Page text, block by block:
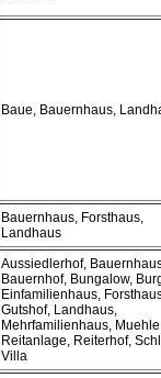
Baue, Bauernhaus,
Bauernhaus, Forsthaus,
Landhaus
Aussiedlerhof,
Bauernhof, Bungalow,
Einfamilienhaus,
Gutshof, Landhaus,
Mehrfamilienhaus,
Reitanlage, Reiterhof,
Villa